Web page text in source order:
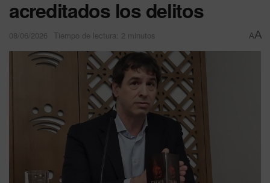
acreditados los delitos
08/06/2026 Tiempo de lectura: 2 minutos AA